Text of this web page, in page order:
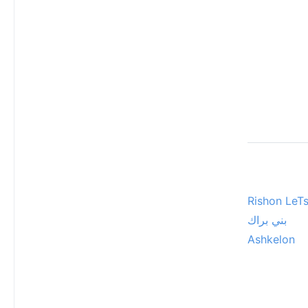
Rishon
بني براك
Ashkelon